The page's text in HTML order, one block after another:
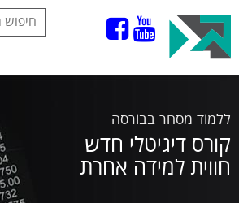
ללמוד מסחר בבורסה
קורס דיגיטלי חדש
חווית למידה אחרת